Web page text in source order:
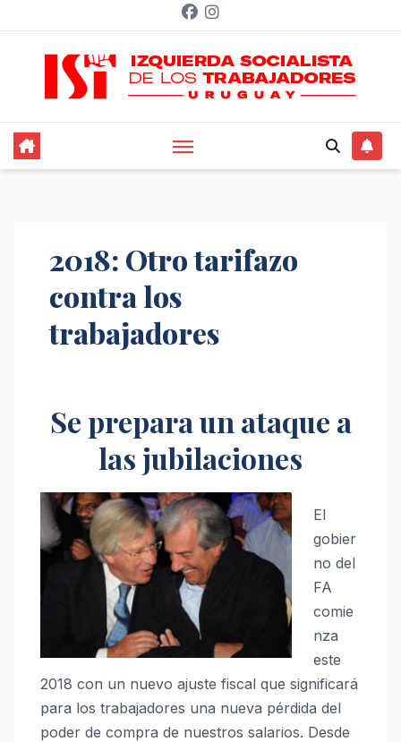
contenido
2018: Otro tarifazo
contra los
trabajadores
Se prepara un ataque a
las jubilaciones
El
gobier
no del
FA
comie
nza
este
2018 con un nuevo ajuste fiscal que significará
para los trabajadores una nueva pérdida del
poder de compra de nuestros salarios. Desde